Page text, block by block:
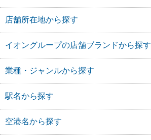
店舗所在地から探す
イオングループの店舗ブランドから探す
業種・ジャンルから探す
駅名から探す
空港名から探す